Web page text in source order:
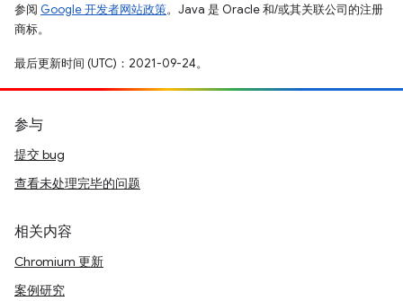
参阅 Google 开发者网站政策。Java 是 Oracle 和/或其关联公司的注册
商标。
最后更新时间 (UTC)：2021-09-24。
参与
提交 bug
查看未处理完毕的问题
相关内容
Chromium 更新
案例研究